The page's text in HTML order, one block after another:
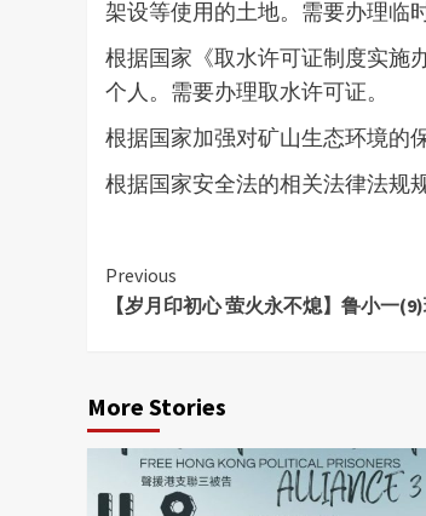
架设等使用的土地。需要办理临
根据国家《取水许可证制度实施
个人。需要办理取水许可证。
根据国家加强对矿山生态环境的
根据国家安全法的相关法律法规
Continue
Reading
Previous
【岁月印初心 萤火永不熄】鲁小一
More Stories